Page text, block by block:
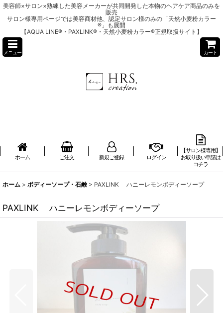
美容師×サロン×熟練した美容メーカーが共同開発した本物のヘアケア商品のみを
販売
サロン様専用ページでは美容商材他、認定サロン様のみの「天然小麦粉カラー
®」も展開
【AQUA LINE®・PAXLINK®・天然小麦粉カラー®正規取扱サイト】
メニュー カート
ホーム ご注文 新規ご登録 ログイン
【サロン様専用】
お取り扱い申請は
コチラ
ホーム > ボディーソープ・石鹸 > PAXLINK ハニーレモンボディーソープ
PAXLINK ハニーレモンボディーソープ